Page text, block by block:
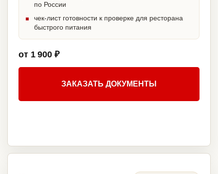
по России
чек-лист готовности к проверке для ресторана
быстрого питания
от 1 900 ₽
ЗАКАЗАТЬ ДОКУМЕНТЫ